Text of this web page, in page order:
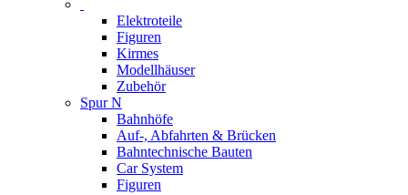
Elektroteile
Figuren
Kirmes
Modellhäuser
Zubehör
Spur N
Bahnhöfe
Auf-, Abfahrten & Brücken
Bahntechnische Bauten
Car System
Figuren